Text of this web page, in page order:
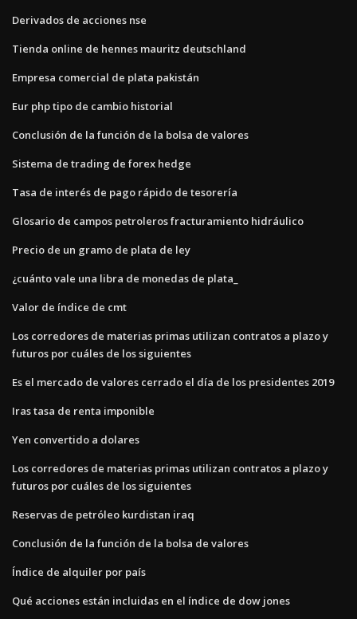
Derivados de acciones nse
Tienda online de hennes mauritz deutschland
Empresa comercial de plata pakistán
Eur php tipo de cambio historial
Conclusión de la función de la bolsa de valores
Sistema de trading de forex hedge
Tasa de interés de pago rápido de tesorería
Glosario de campos petroleros fracturamiento hidráulico
Precio de un gramo de plata de ley
¿cuánto vale una libra de monedas de plata_
Valor de índice de cmt
Los corredores de materias primas utilizan contratos a plazo y
futuros por cuáles de los siguientes
Es el mercado de valores cerrado el día de los presidentes 2019
Iras tasa de renta imponible
Yen convertido a dolares
Los corredores de materias primas utilizan contratos a plazo y
futuros por cuáles de los siguientes
Reservas de petróleo kurdistan iraq
Conclusión de la función de la bolsa de valores
Índice de alquiler por país
Qué acciones están incluidas en el índice de dow jones